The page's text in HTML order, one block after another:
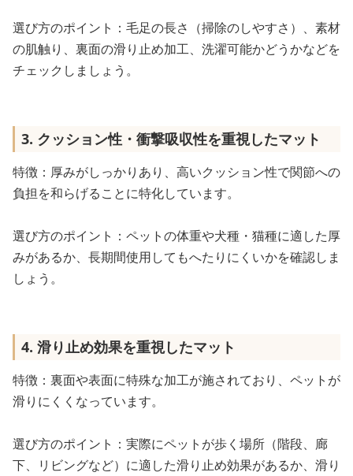
選び方のポイント：毛足の長さ（掃除のしやすさ）、素材
の肌触り、裏面の滑り止め加工、洗濯可能かどうかなどを
チェックしましょう。
3. クッション性・衝撃吸収性を重視したマット
特徴：厚みがしっかりあり、高いクッション性で関節への
負担を和らげることに特化しています。
選び方のポイント：ペットの体重や犬種・猫種に適した厚
みがあるか、長期間使用してもへたりにくいかを確認しま
しょう。
4. 滑り止め効果を重視したマット
特徴：裏面や表面に特殊な加工が施されており、ペットが
滑りにくくなっています。
選び方のポイント：実際にペットが歩く場所（階段、廊
下、リビングなど）に適した滑り止め効果があるか、滑り